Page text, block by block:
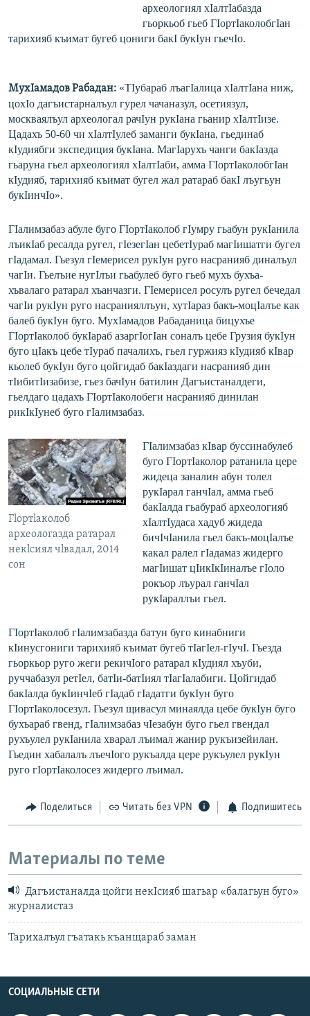
археологиял хIалтIабазда
гьоркьоб гьеб ГIортIаколобгIан
тарихияб къимат бугеб цониги бакI букIун гьечIо.
МухIамадов Рабадан: «ТIубараб лъагIалица хIалтIана ниж,
цохIо дагъистарналъул гурел чачаназул, осетиязул,
москваялъул археологал рачIун рукIана гьанир хIалтIизе.
Цадахъ 50-60 чи хIалтIулеб заманги букIана, гьединаб
кIудиябги экспедиция букIана. МагIарухъ чанги бакIазда
гьаруна гьел археологиял хIалтIаби, амма ГIортIаколобгIан
кIудияб, тарихияб къимат бугел жал ратараб бакI лъугьун
букIинчIо».
ГIалимзабаз абуле буго ГIортIаколоб гIумру гьабун рукIанила
лъикIаб ресалда ругел, гIезегIан цебетIураб магIишатги бугел
гIадамал. Гьезул гIемерисел рукIун руго насранияб диналъул
чагIи. Гьелъие нугIлъи гьабулеб буго гьеб мухъ бухъа-
хъвалаго ратарал хъанчазги. ГIемерисел росулъ ругел бечедал
чагIи рукIун руго насранияллъун, хутIараз бакъ-моцIалъе как
балеб букIун буго. МухIамадов Рабаданица бицухъе
ГIортIаколоб букIараб азаргIогIан соналъ цебе Грузия букIун
буго цIакъ цебе тIураб пачалихъ, гьел гуржияз кIудияб кIвар
кьолеб букIун буго цойгидаб бакIаздаги насранияб дин
тIибитIизабизе, гьез бачIун батилин Дагъистаналдеги,
гьелдаго цадахъ ГIортIаколобеги насранияб динилан
рикIкIунеб буго гIалимзабаз.
Гlортlаколоб
археологазда ратарал
некlсиял чlвадал, 2014
сон
ГIалимзабаз кIвар буссинабулеб
буго ГIортIаколор ратанила цере
жидеца заналин абун толел
рукIарал ганчIал, амма гьеб
бакIалда гьабураб археологияб
хIалтIудаса хадуб жидеда
бичIчIанила гьел бакъ-моцIалъе
какал ралел гIадамаз жидерго
магIишат цIикIкIиналъе гIоло
рокъор лъурал ганчIал
рукIараллъи гьел.
ГIортIаколоб гIалимзабазда батун буго кинабниги
кIинусгониги тарихияб къимат бугеб тIагIел-гIучI. Гьезда
гьоркьор руго жеги рекичIого ратарал кIудиял хъуби,
руччабазул ретIел, батIи-батIиял тIагIалабиги. Цойгидаб
бакIалда букIинчIеб гIадаб гIадатги букIун буго
ГIортIаколосезул. Гьезул щивасул минаялда цебе букIун буго
бухъараб гвенд, гIалимзабаз чIезабун буго гьел гвендал
рухъулел рукIанила хварал лъимал жанир рукъизейилан.
Гьедин хабалалъ лъечIого рукъалда цере рукъулел рукIун
руго гIортIаколосез жидерго лъимал.
Поделиться Читать без VPN Подпишитесь
Материалы по теме
Дагъистаналда цойги некIсияб шагьар «балагьун буго»
журналистаз
Тарихалъул гъатакь къанщараб заман
СОЦИАЛЬНЫЕ СЕТИ